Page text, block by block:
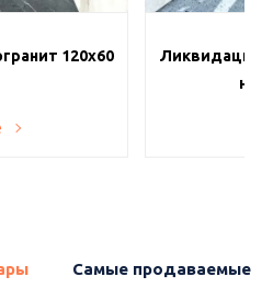
120х60
Ликвидация
на
Самые продаваемые